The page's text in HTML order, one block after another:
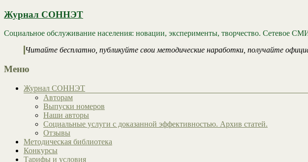
Журнал СОННЭТ
Социальное обслуживание населения: новации, эксперименты, творчество. Сетевое
Читайте бесплатно, публикуйте свои методические наработки, получайте
Меню
Журнал СОННЭТ
Авторам
Выпуски номеров
Наши авторы
Социальные услуги с доказанной эффективностью. Архив статей.
Отзывы
Методическая библиотека
Конкурсы
Тарифы и условия